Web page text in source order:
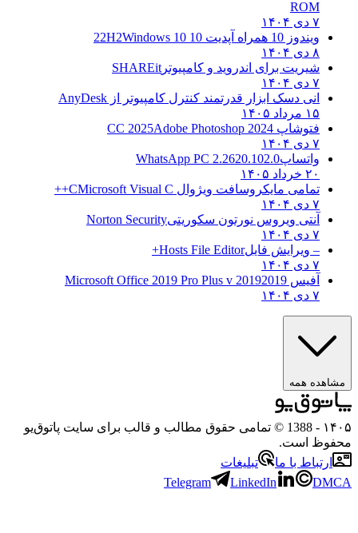
ROM
۷ دی ۱۴۰۴
ویندوز 10 همراه آپدیت 10 22H2
Windows 10
۸ دی ۱۴۰۴
شیریت برای اندروید و کامپیوتر SHAREit
۷ دی ۱۴۰۴
انی دسک ابزار قدرتمند کنترل کامپیوتر از AnyDesk
۱۵ مرداد ۱۴۰۵
فتوشاپ CC 2025 Adobe Photoshop 2024
۷ دی ۱۴۰۴
واتساپWhatsApp PC 2.2620.102.0
۲۰ خرداد ۱۴۰۵
تمامی مایکروسافت ویژوال C Microsoft Visual C++
۷ دی ۱۴۰۴
آنتی ویروس نورتون سکوریتیNorton Security
۷ دی ۱۴۰۴
– ویرایش فایلHosts File Editor+
۷ دی ۱۴۰۴
آفیس 2019 2019 Microsoft Office 2019 Pro Plus v
۷ دی ۱۴۰۴
مشاهده همه
۱۴۰۵
- 1388 © تمامی حقوق مطالب و قالب برای سایت پاتوق‌یو
محفوظ است.
ارتباط با ما
تبلیغات
Telegram
LinkedIn DMCA